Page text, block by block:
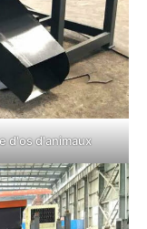
d'os d'animaux